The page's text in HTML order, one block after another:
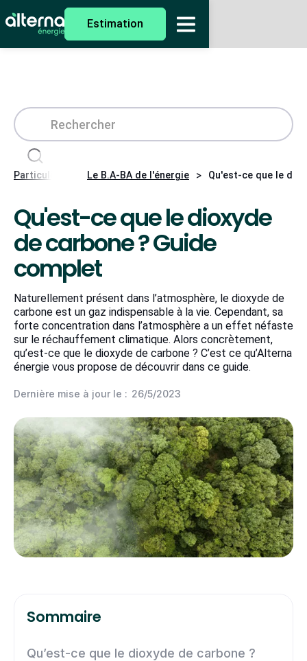
Estimation
Particuliers Le B.A-BA de l'énergie > Qu'est-ce que le
Qu'est-ce que le dioxyde
de carbone ? Guide
complet
Naturellement présent dans l’atmosphère, le dioxyde de
carbone est un gaz indispensable à la vie. Cependant, sa
forte concentration dans l’atmosphère a un effet néfaste
sur le réchauffement climatique. Alors concrètement,
qu’est-ce que le dioxyde de carbone ? C’est ce qu’Alterna
énergie vous propose de découvrir dans ce guide.
Dernière mise à jour le : 26/5/2023
Sommaire
Qu’est-ce que le dioxyde de carbone ?